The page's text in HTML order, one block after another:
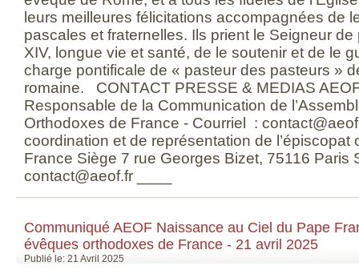
leurs meilleures félicitations accompagnées de
pascales et fraternelles. Ils prient le Seigneur
XIV, longue vie et santé, de le soutenir et de le
charge pontificale de « pasteur des pasteurs »
romaine. CONTACT PRESSE & MEDIAS
Responsable de la Communication de
Orthodoxes de France - Courriel :
coordination et de représentation de
France Siège 7 rue Georges Bizet, 75116 Paris
contact@aeof.fr ____
Communiqué AEOF Naissance au Ciel du Pape
évêques orthodoxes de France - 21 avril 2025
Publié le: 21 Avril 2025